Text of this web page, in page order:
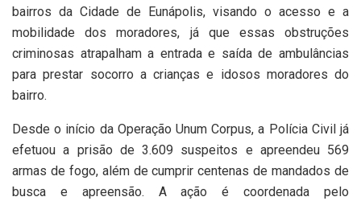
bairros da Cidade de Eunápolis, visando o acesso e a
mobilidade dos moradores, já que essas obstruções
criminosas atrapalham a entrada e saída de ambulâncias
para prestar socorro a crianças e idosos moradores do
bairro.
Desde o início da Operação Unum Corpus, a Polícia Civil já
efetuou a prisão de 3.609 suspeitos e apreendeu 569
armas de fogo, além de cumprir centenas de mandados de
busca e apreensão. A ação é coordenada pelo